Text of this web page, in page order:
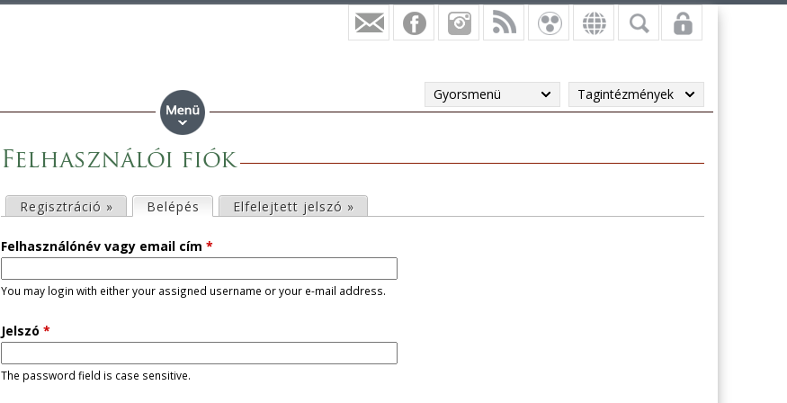
Gyorsmenü Tagintézmények
Felhasználói fiók
l
s
ő
d
Regisztráció » Belépés (aktív fül)Elfelejtett jelszó »
Felhasználónév vagy email cím *
You may login with either your assigned username or your e-mail address.
Jelszó *
The password field is case sensitive.